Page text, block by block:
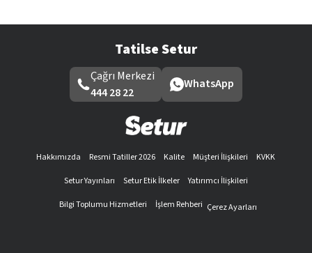
Tatilse Setur
Çağrı Merkezi
444 28 22
WhatsApp
Hakkımızda Resmi Tatiller 2026 Kalite Müşteri İlişkileri
KVKK
Setur Yayınları
Setur Etik İlkeler
Yatırımcı İlişkileri
Bilgi Toplumu Hizmetleri
İşlem Rehberi Çerez Ayarları